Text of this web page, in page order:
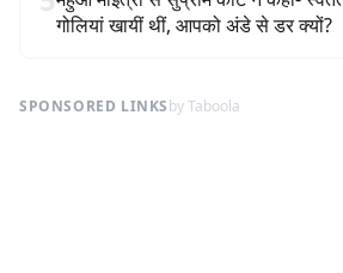
गोलियां खायीं थीं, आपको अंडे से डर क्यों?
SPONSORED LINKSby Taboola